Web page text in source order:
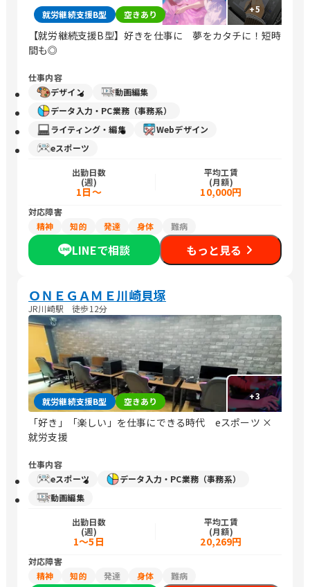
+5
就労継続支援B型 空きあり
【就労継続支援B型】好きを仕事に 夢をカタチに！短時
間も◎
仕事内容
デザイン
動画編集
データ入力・PC業務（事務系）
ライティング・編集
Webデザイン
eスポーツ
出勤日数
(週)
1日～
平均工賃
(月額)
10,000円
対応障害
精神
知的 発達 身体 難病
LINEで相談 もっと見る
ＯＮＥＧＡＭＥ川崎貝塚
JR川崎駅 徒歩12分
+3
就労継続支援B型 空きあり
「好き」「楽しい」を仕事にできる時代 eスポーツ ×
就労支援
仕事内容
eスポーツ
データ入力・PC業務（事務系）
動画編集
出勤日数
(週)
1～5日
平均工賃
(月額)
20,269円
対応障害
精神
知的 発達 身体 難病